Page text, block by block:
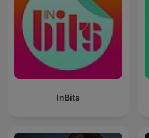
InBits